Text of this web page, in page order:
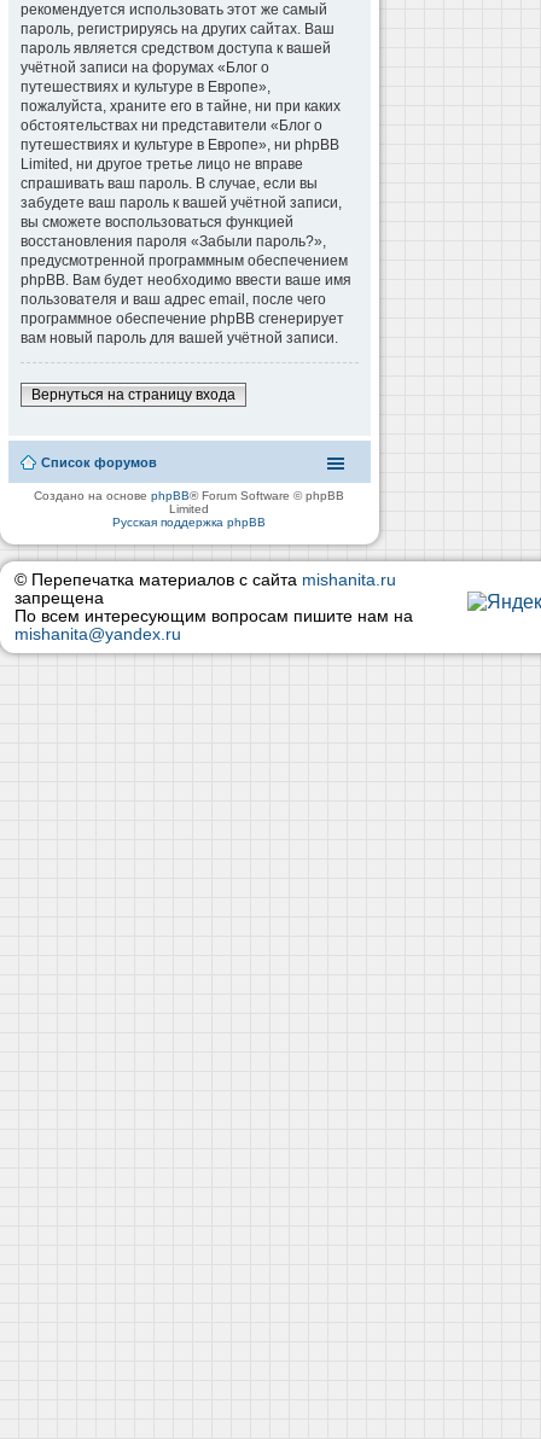
рекомендуется использовать этот же самый
пароль, регистрируясь на других сайтах. Ваш
пароль является средством доступа к вашей
учётной записи на форумах «Блог о
путешествиях и культуре в Европе»,
пожалуйста, храните его в тайне, ни при каких
обстоятельствах ни представители «Блог о
путешествиях и культуре в Европе», ни phpBB
Limited, ни другое третье лицо не вправе
спрашивать ваш пароль. В случае, если вы
забудете ваш пароль к вашей учётной записи,
вы сможете воспользоваться функцией
восстановления пароля «Забыли пароль?»,
предусмотренной программным обеспечением
phpBB. Вам будет необходимо ввести ваше имя
пользователя и ваш адрес email, после чего
программное обеспечение phpBB сгенерирует
вам новый пароль для вашей учётной записи.
Вернуться на страницу входа
Список форумов
Создано на основеphpBB® Forum Software © phpBB
Limited
Русская поддержка phpBB
© Перепечатка материалов с сайта mishanita.ru
запрещена
По всем интересующим вопросам пишите нам на
mishanita@yandex.ru